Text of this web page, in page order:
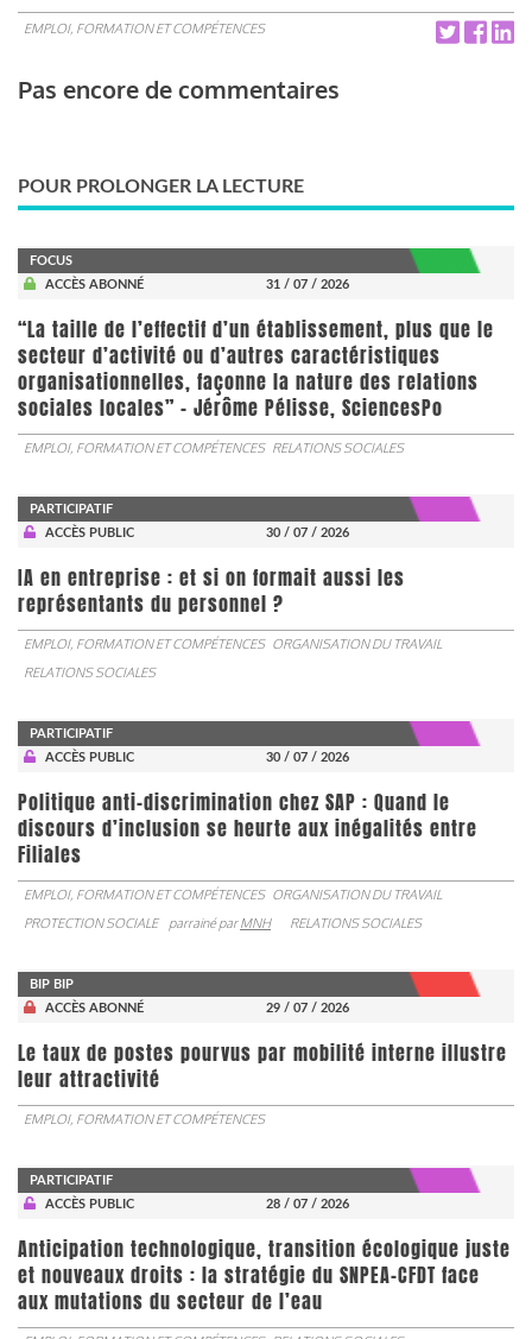
EMPLOI, FORMATION ET COMPÉTENCES
Pas encore de commentaires
POUR PROLONGER LA LECTURE
FOCUS
ACCÈS ABONNÉ
31 / 07 / 2026
“La taille de l’effectif d’un établissement, plus que le
secteur d’activité ou d’autres caractéristiques
organisationnelles, façonne la nature des relations
sociales locales” - Jérôme Pélisse, SciencesPo
EMPLOI, FORMATION ET COMPÉTENCES RELATIONS SOCIALES
PARTICIPATIF
ACCÈS PUBLIC
30 / 07 / 2026
IA en entreprise : et si on formait aussi les
représentants du personnel ?
EMPLOI, FORMATION ET COMPÉTENCES ORGANISATION DU TRAVAIL
RELATIONS SOCIALES
PARTICIPATIF
ACCÈS PUBLIC
30 / 07 / 2026
Politique anti-discrimination chez SAP : Quand le
discours d’inclusion se heurte aux inégalités entre
Filiales
EMPLOI, FORMATION ET COMPÉTENCES ORGANISATION DU TRAVAIL
PROTECTION SOCIALE
parrainé parMNH RELATIONS SOCIALES
BIP BIP
ACCÈS ABONNÉ
29 / 07 / 2026
Le taux de postes pourvus par mobilité interne illustre
leur attractivité
EMPLOI, FORMATION ET COMPÉTENCES
PARTICIPATIF
ACCÈS PUBLIC
28 / 07 / 2026
Anticipation technologique, transition écologique juste
et nouveaux droits : la stratégie du SNPEA-CFDT face
aux mutations du secteur de l’eau